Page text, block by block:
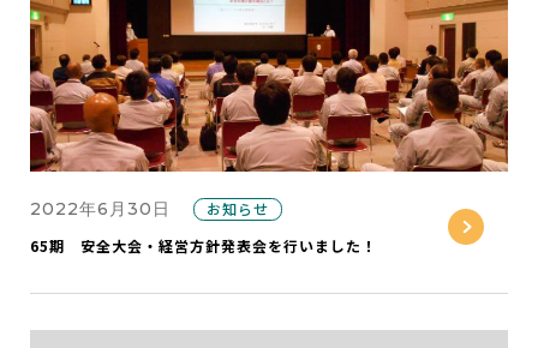
2022年6月30日
お知らせ
65期 安全大会・経営方針発表会を行いました！